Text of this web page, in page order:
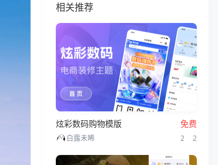
相关推荐
炫彩数码购物模版 免费
白露未晞 2 2